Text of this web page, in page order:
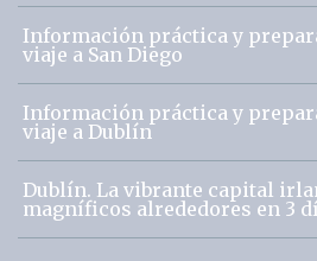
Información práctica y
viaje a San Diego
Información práctica y
viaje a Dublín
Dublín. La vibrante capital
magníficos alrededores en 3